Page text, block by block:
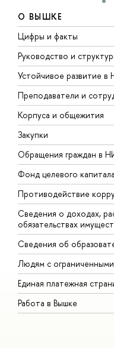
О ВЫШКЕ
Цифры и факты
Руководство и
Устойчивое развитие
Преподаватели и
Корпуса и общежития
Закупки
Обращения граждан в
Фонд целевого капитала
Противодействие
Сведения о доходах,
обязательствах
Сведения об
Людям с
Единая платежная
Работа в Вышке